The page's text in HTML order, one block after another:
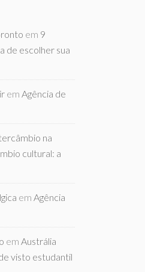
em 9
de escolher sua
em Agência de
na
cultural: a
em Agência
em Austrália
visto estudantil